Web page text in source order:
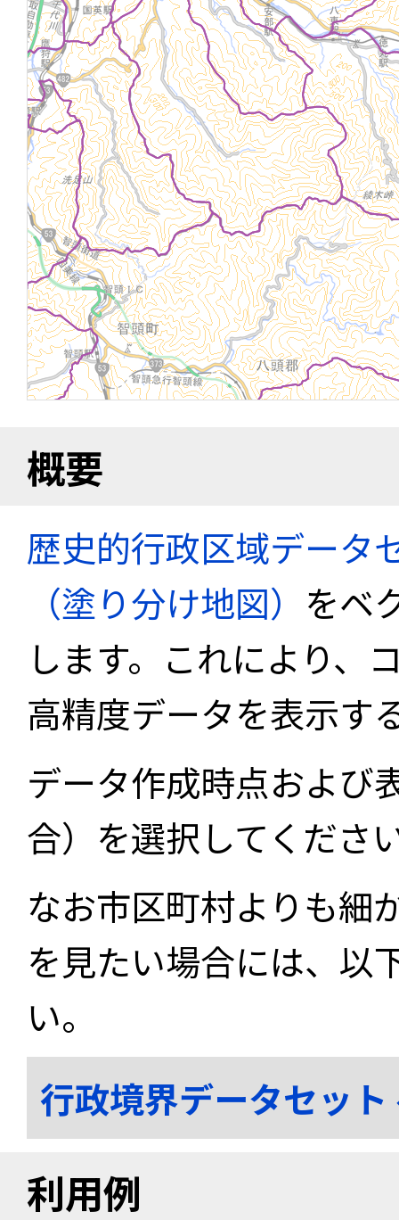
概要
歴史的行政区域データ
（塗り分け地図） をベ
します。これにより、
高精度データを表示す
データ作成時点および
合）を選択してくださ
なお市区町村よりも細
を見たい場合には、以
い。
行政境界データセッ
利用例